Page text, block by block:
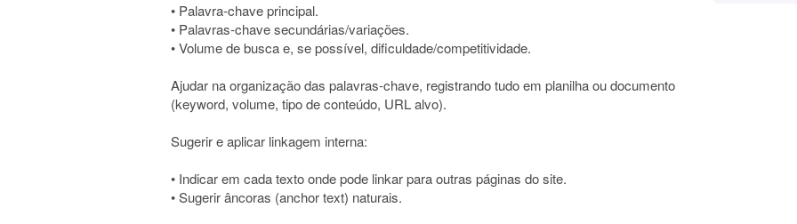
• Palavra-chave principal.
• Palavras-chave secundárias/variações.
• Volume de busca e, se possível, dificuldade/competitividade.
Ajudar na organização das palavras-chave, registrando tudo em planilha ou documento
(keyword, volume, tipo de conteúdo, URL alvo).
Sugerir e aplicar linkagem interna:
• Indicar em cada texto onde pode linkar para outras páginas do site.
• Sugerir âncoras (anchor text) naturais.